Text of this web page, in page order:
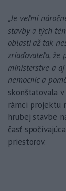
„Je veľmi
stavby a tých
oblasti až tak
zriaďovateľa, že
ministerstve a
nemocníc a
skonštatovala
rámci projektu
hrubej stavbe
časť
priestorov.